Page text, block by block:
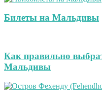
Билеты на Мальдивы
Как правильно
Мальдивы